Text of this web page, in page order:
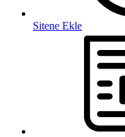
Sitene Ekle